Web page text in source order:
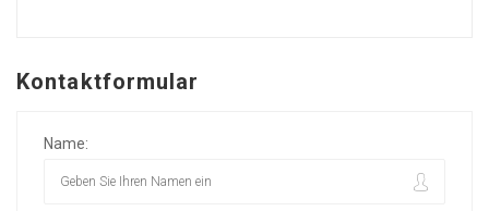
Kontaktformular
Name: